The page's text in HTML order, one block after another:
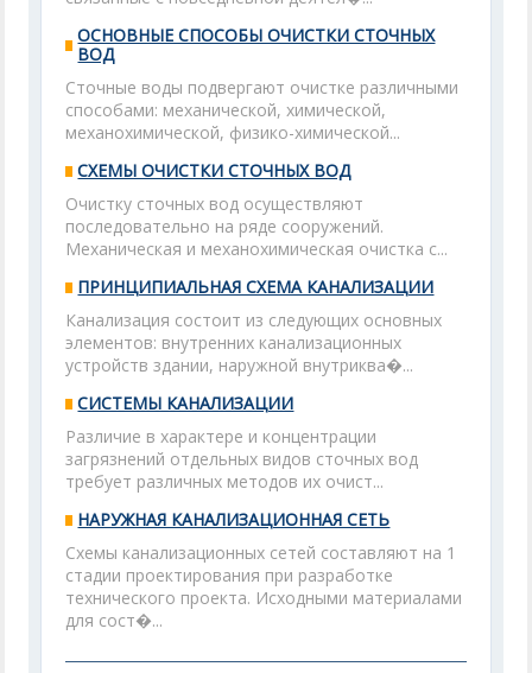
ОСНОВНЫЕ СПОСОБЫ ОЧИСТКИ СТОЧНЫХ
ВОД
Сточные воды подвергают очистке различными
способами: механической, химической,
механохимической, физико-химической...
СХЕМЫ ОЧИСТКИ СТОЧНЫХ ВОД
Очистку сточных вод осуществляют
последовательно на ряде сооружений.
Механическая и механохимическая очистка с...
ПРИНЦИПИАЛЬНАЯ СХЕМА КАНАЛИЗАЦИИ
Канализация состоит из следующих основных
элементов: внутренних канализационных
устройств здании, наружной внутриква�...
СИСТЕМЫ КАНАЛИЗАЦИИ
Различие в характере и концентрации
загрязнений отдельных видов сточных вод
требует различных методов их очист...
НАРУЖНАЯ КАНАЛИЗАЦИОННАЯ СЕТЬ
Схемы канализационных сетей составляют на 1
стадии проектирования при разработке
технического проекта. Исходными материалами
для сост�...